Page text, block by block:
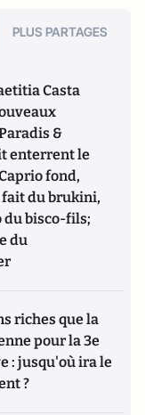
PLUS PARTAGES
Casta
&
enterrent le
fond,
du brukini,
du bisco-fils;
du
riches que la
pour la 3e
: jusqu'où ira le
?